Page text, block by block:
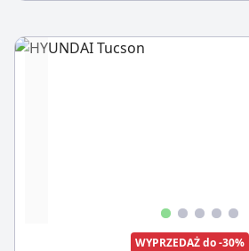
WYPRZEDAŻ do -30%